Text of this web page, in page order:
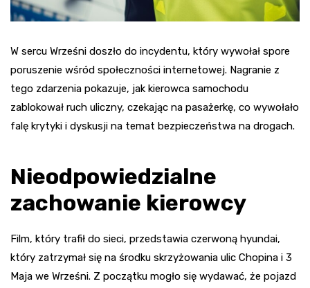
W sercu Wrześni doszło do incydentu, który wywołał spore
poruszenie wśród społeczności internetowej. Nagranie z
tego zdarzenia pokazuje, jak kierowca samochodu
zablokował ruch uliczny, czekając na pasażerkę, co wywołało
falę krytyki i dyskusji na temat bezpieczeństwa na drogach.
Nieodpowiedzialne
zachowanie kierowcy
Film, który trafił do sieci, przedstawia czerwoną hyundai,
który zatrzymał się na środku skrzyżowania ulic Chopina i 3
Maja we Wrześni. Z początku mogło się wydawać, że pojazd